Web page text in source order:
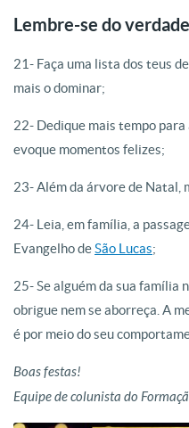
Lembre-se do
21- Faça uma lista dos teus
mais o dominar;
22- Dedique mais tempo
evoque momentos felizes;
23- Além da árvore de Natal,
24- Leia, em família, a
Evangelho deSão Lucas;
25- Se alguém da sua família
obrigue nem se aborreça. A
é por meio do seu
Boas festas!
Equipe de colunista do